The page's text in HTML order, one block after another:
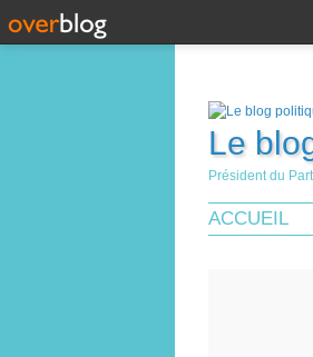
Le
Président du
ACCUEIL